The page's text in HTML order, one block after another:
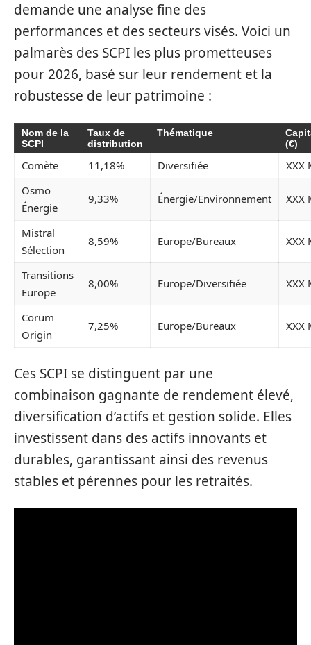
demande une analyse fine des
performances et des secteurs visés. Voici un
palmarès des SCPI les plus prometteuses
pour 2026, basé sur leur rendement et la
robustesse de leur patrimoine :
Nom de la
SCPI
Taux de
distribution
Thématique
(€)
Comète 11,18% Diversifiée
XXX
Osmo
Énergie
9,33% Énergie/Environnement XXX
Mistral
Sélection
8,59% Europe/Bureaux XXX
Transitions
Europe
8,00% Europe/Diversifiée XXX
Corum
Origin
7,25% Europe/Bureaux XXX
Ces SCPI se distinguent par une
combinaison gagnante de rendement élevé,
diversification d’actifs et gestion solide. Elles
investissent dans des actifs innovants et
durables, garantissant ainsi des revenus
stables et pérennes pour les retraités.